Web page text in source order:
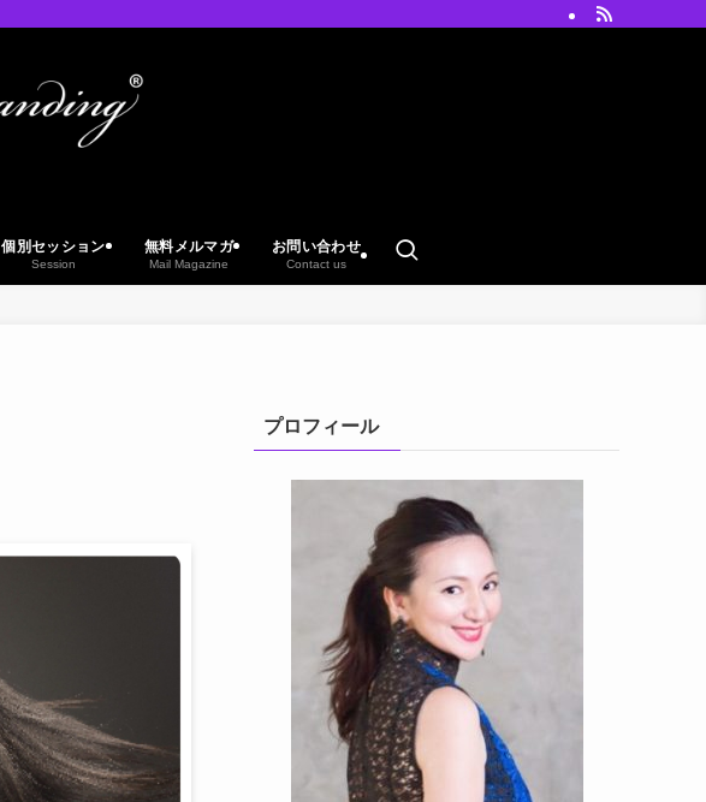
個別セッション
Session
無料メルマガ
Mail Magazine
お問い合わせ
Contact us
プロフィール